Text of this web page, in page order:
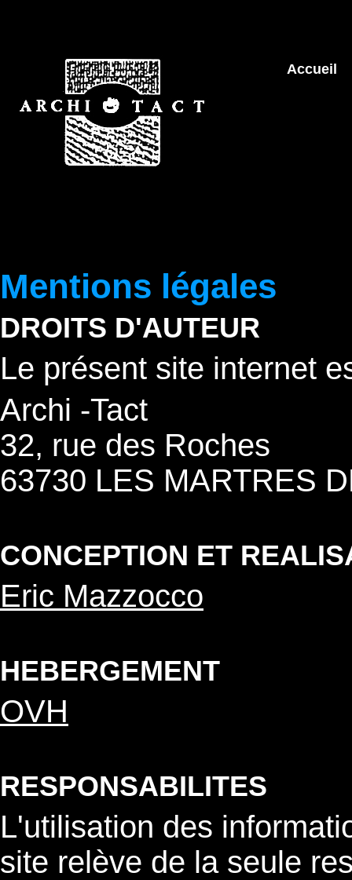
Accueil
Mentions légales
DROITS D'AUTEUR
Le présent site internet
Archi -Tact
32, rue des Roches
63730 LES MARTRES
CONCEPTION ET
Eric Mazzocco
HEBERGEMENT
OVH
RESPONSABILITES
L'utilisation des
site relève de la seule